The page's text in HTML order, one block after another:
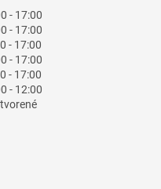
- 17:00
17:00
17:00
17:00
17:00
- 12:00